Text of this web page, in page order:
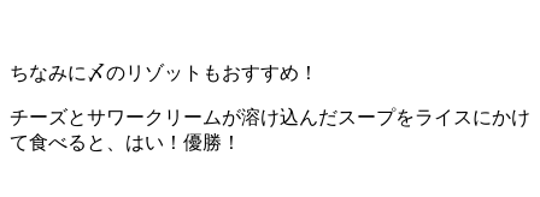
ちなみに〆のリゾットもおすすめ！
チーズとサワークリームが溶け込んだスープをライスにかけ
て食べると、はい！優勝！